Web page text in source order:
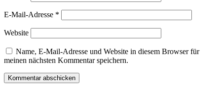
E-Mail-Adresse *
Website
Name, E-Mail-Adresse und Website in diesem Browser für
meinen nächsten Kommentar speichern.